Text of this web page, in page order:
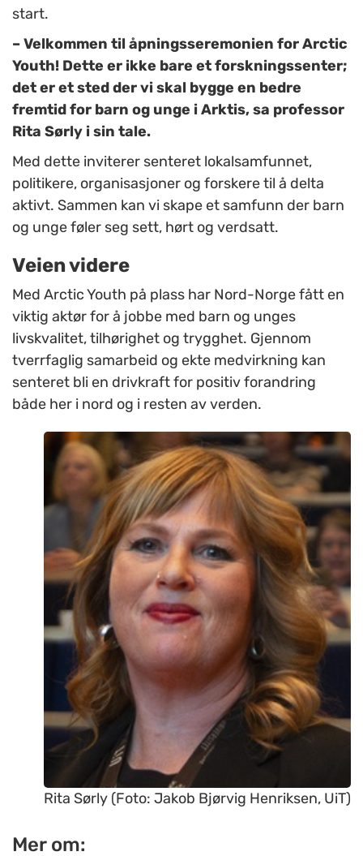
start.
– Velkommen til åpningsseremonien for Arctic
Youth! Dette er ikke bare et forskningssenter;
det er et sted der vi skal bygge en bedre
fremtid for barn og unge i Arktis, sa professor
Rita Sørly i sin tale.
Med dette inviterer senteret lokalsamfunnet,
politikere, organisasjoner og forskere til å delta
aktivt. Sammen kan vi skape et samfunn der barn
og unge føler seg sett, hørt og verdsatt.
Veien videre
Med Arctic Youth på plass har Nord-Norge fått en
viktig aktør for å jobbe med barn og unges
livskvalitet, tilhørighet og trygghet. Gjennom
tverrfaglig samarbeid og ekte medvirkning kan
senteret bli en drivkraft for positiv forandring
både her i nord og i resten av verden.
Rita Sørly (Foto: Jakob Bjørvig Henriksen, UiT)
Mer om: